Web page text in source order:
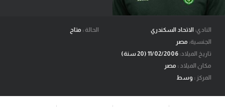
فانتازي في الجول
مسابقة التوقعات
فيديوهات
النادي: الاتحاد السكندري
الجنسية: مصر
تاريخ الميلاد:
مكان الميلاد : مصر
المركز : وسط
الحالة : متاح